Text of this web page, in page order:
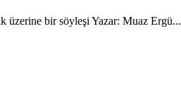
bir söyleşi Yazar: Muaz Ergü...